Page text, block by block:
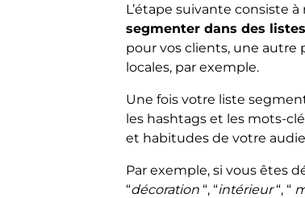
L’étape suivante consiste
segmenter dans des
pour vos clients, une autre
locales, par exemple.
Une fois votre liste
les hashtags et les mots-
et habitudes de votre
Par exemple, si vous êtes
“décoration “, “intérieur“, “